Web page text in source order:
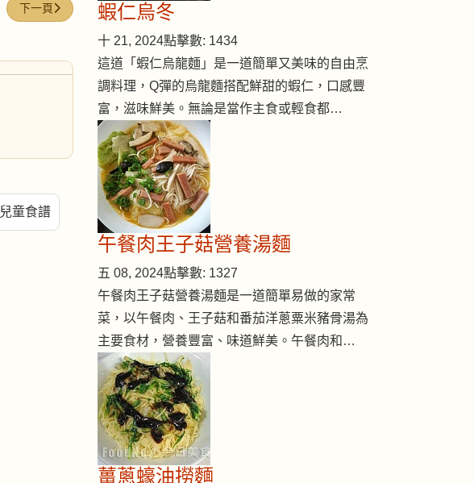
下一篇文章: 節瓜章魚湯
下一頁
兒童食譜
蝦仁烏冬
十 21, 2024點擊數: 1434
這道「蝦仁烏龍麵」是一道簡單又美味的自由烹
調料理，Q彈的烏龍麵搭配鮮甜的蝦仁，口感豐
富，滋味鮮美。無論是當作主食或輕食都…
午餐肉王子菇營養湯麵
五 08, 2024點擊數: 1327
午餐肉王子菇營養湯麵是一道簡單易做的家常
菜，以午餐肉、王子菇和番茄洋蔥粟米豬骨湯為
主要食材，營養豐富、味道鮮美。午餐肉和…
薑蔥蠔油撈麵